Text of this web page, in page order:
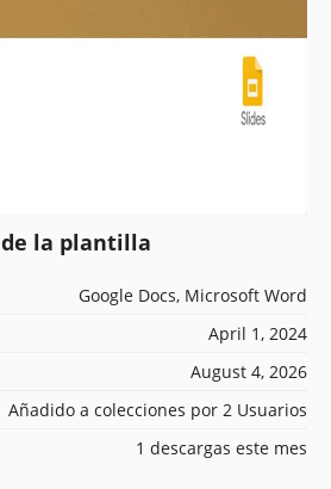
de la plantilla
Google Docs, Microsoft Word
April 1, 2024
August 4, 2026
Añadido a colecciones por 2 Usuarios
1 descargas este mes